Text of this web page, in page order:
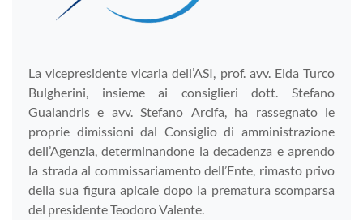
La vicepresidente vicaria dell’ASI, prof. avv. Elda Turco
Bulgherini, insieme ai consiglieri dott. Stefano
Gualandris e avv. Stefano Arcifa, ha rassegnato le
proprie dimissioni dal Consiglio di amministrazione
dell’Agenzia, determinandone la decadenza e aprendo
la strada al commissariamento dell’Ente, rimasto privo
della sua figura apicale dopo la prematura scomparsa
del presidente Teodoro Valente.